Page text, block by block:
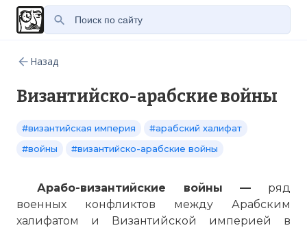
Назад
Византийско-арабские войны
#византийская империя
#арабский халифат
#войны
#византийско-арабские войны
Арабо-византийские войны — ряд
военных конфликтов между Арабским
халифатом и Византийской империей в